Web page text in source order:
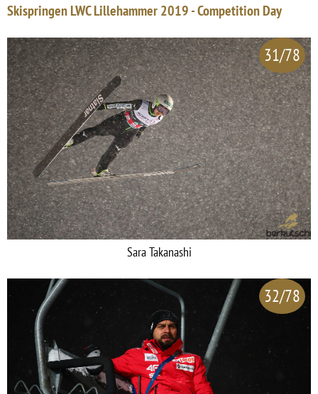
Skispringen LWC Lillehammer 2019 - Competition Day
31/78
Sara Takanashi
32/78